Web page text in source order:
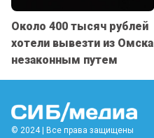
Около 400 тысяч рублей
хотели вывезти из Омска
незаконным путем
© 2024 | Все права защищены